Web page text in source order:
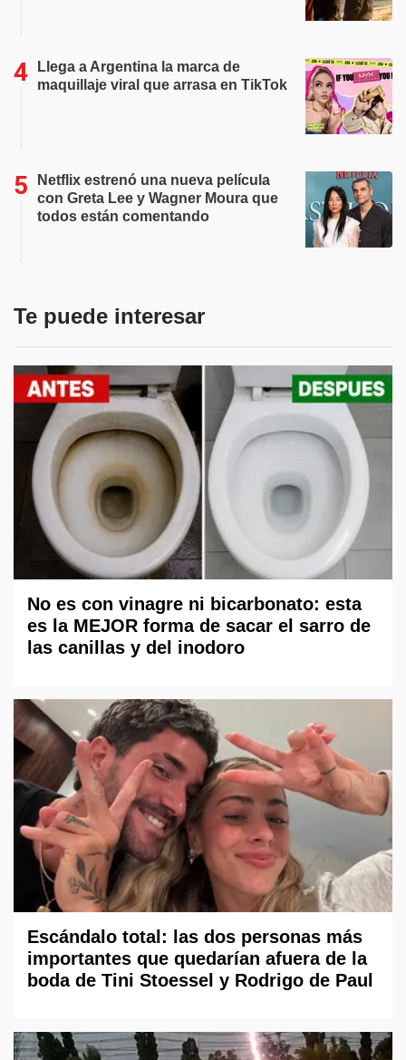
Llega a Argentina la marca de
maquillaje viral que arrasa en TikTok
Netflix estrenó una nueva película
con Greta Lee y Wagner Moura que
todos están comentando
Te puede interesar
No es con vinagre ni bicarbonato: esta
es la MEJOR forma de sacar el sarro de
las canillas y del inodoro
Escándalo total: las dos personas más
importantes que quedarían afuera de la
boda de Tini Stoessel y Rodrigo de Paul